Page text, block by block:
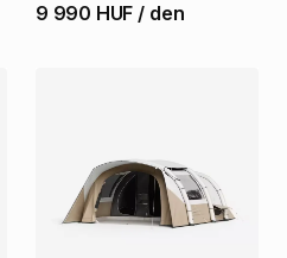
9 990 HUF / den